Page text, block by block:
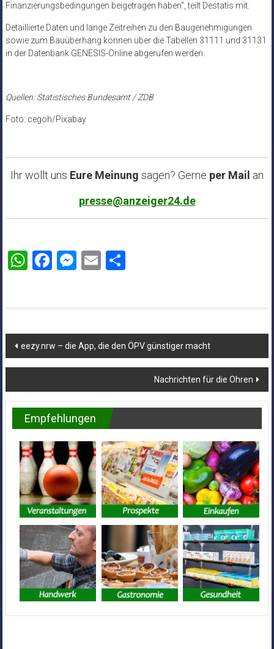
Finanzierungsbedingungen beigetragen haben“, teilt Destatis mit.
Detaillierte Daten und lange Zeitreihen zu den Baugenehmigungen
sowie zum Bauüberhang können über die Tabellen 31111 und 31131
in der Datenbank GENESIS-Online abgerufen werden.
Quellen: Statistisches Bundesamt / ZDB
Foto: cegoh/Pixabay
Ihr wollt uns Eure Meinung sagen? Gerne per Mail an
presse@anzeiger24.de
WhatsApp
Facebook
Messenger
EmailTeilen
Beitragsnavigation
eezy.nrw – die App, die den ÖPV günstiger macht
Nachrichten für die Ohren
Empfehlungen